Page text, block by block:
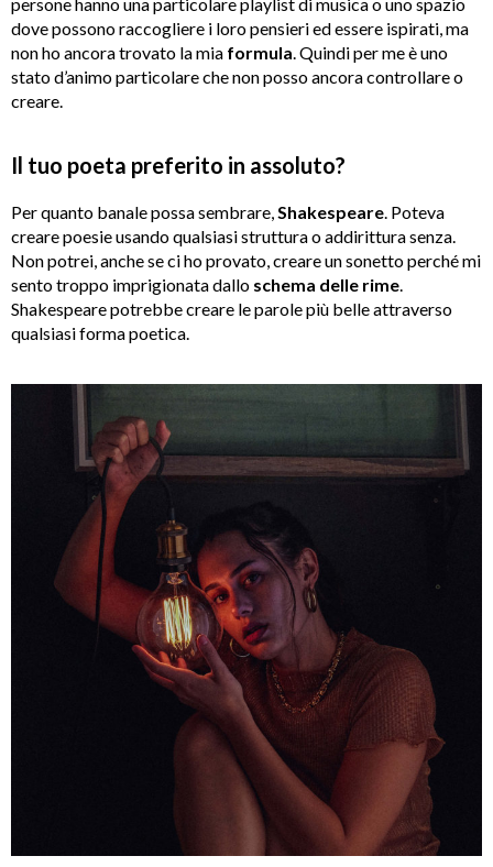
dove possono raccogliere i loro pensieri ed essere ispirati, ma
non ho ancora trovato la mia formula. Quindi per me è uno
stato d’animo particolare che non posso ancora controllare o
creare.
Il tuo poeta preferito in assoluto?
Per quanto banale possa sembrare,Shakespeare. Poteva
creare poesie usando qualsiasi struttura o addirittura senza.
Non potrei, anche se ci ho provato, creare un sonetto perché mi
sento troppo imprigionata dallo schema delle rime.
Shakespeare potrebbe creare le parole più belle attraverso
qualsiasi forma poetica.